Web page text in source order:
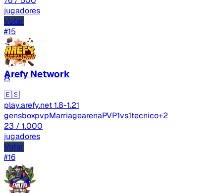
jugadores
Votar
#15
A
Arefy Network
🇪🇸
play.arefy.net1.8-1.21
gensboxpvpMarriagearenaPVP1vs1tecnico+2
23 / 1.000
jugadores
Votar
#16